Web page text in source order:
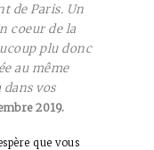
de Paris. Un
coeur de la
plu donc
au même
dans vos
2019.
que vous